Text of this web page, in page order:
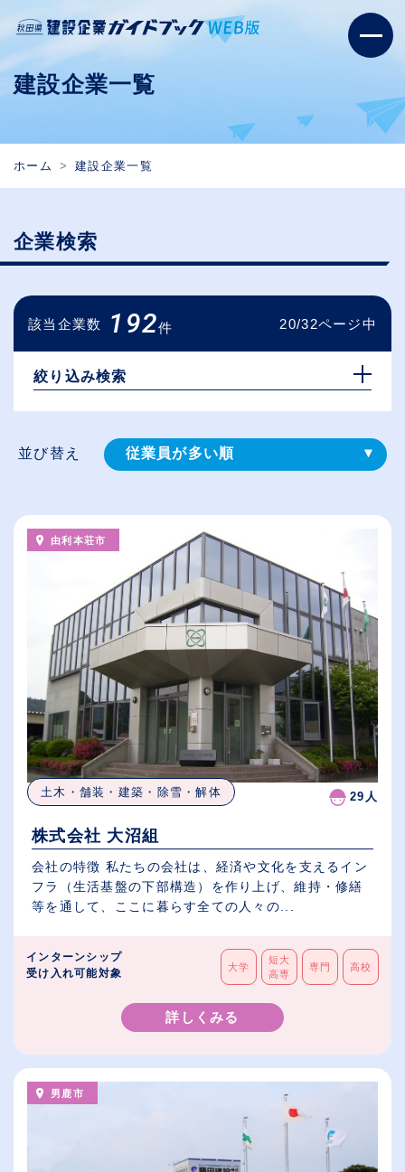
建設企業一覧
ホーム 建設企業一覧
企業検索
該当企業数 192件 20/32ページ中
絞り込み検索
並び替え 従業員が多い順
給与が高い順
（⾼卒の給与を基準）
休日数が多い順
由利本荘市
土木・舗装・建築・除雪・解体 29人
株式会社 大沼組
会社の特徴 私たちの会社は、経済や文化を支えるイン
フラ（生活基盤の下部構造）を作り上げ、維持・修繕
等を通して、ここに暮らす全ての人々の...
インターンシップ
受け入れ可能対象
大学
短大
高専
専門 高校
詳しくみる
男鹿市